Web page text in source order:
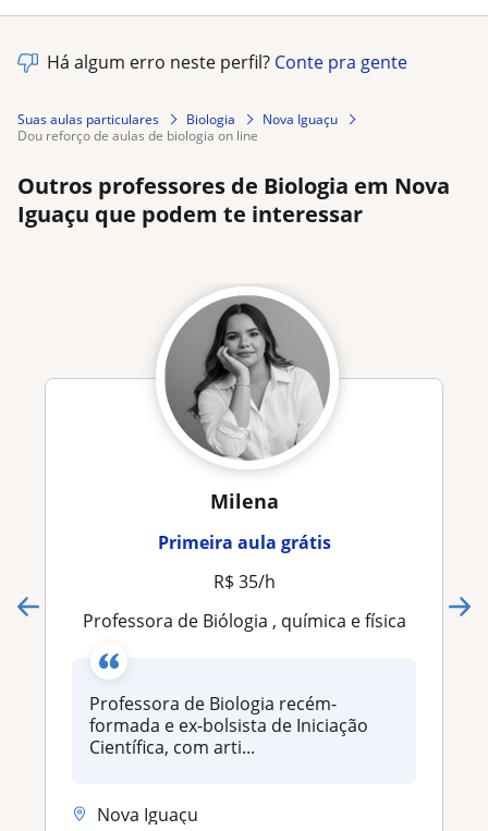
Há algum erro neste perfil? Conte pra gente
Suas aulas particulares Biologia
Nova Iguaçu
dou reforço de aulas de biologia on line
Outros professores de Biologia em Nova
Iguaçu que podem te interessar
Milena
Primeira aula grátis
R$ 35/h
Professora de Biólogia , química e física
Professora de Biologia recém-
formada e ex-bolsista de Iniciação
Científica, com arti...
Nova Iguaçu